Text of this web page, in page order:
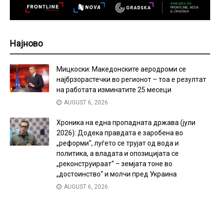
Најново
Мицкоски: Македонските аеродроми се
најбрзорастечки во регионот – тоа е резултат
на работата изминатите 25 месеци
AUGUST 6, 2026
Хроника на една пропадната држава (јули
2026): Додека правдата е заробена во
„реформи“, луѓето се трујат од вода и
политика, а владата и опозицијата се
„реконструираат“ – земјата тоне во
„достоинство“ и молчи пред Украина
AUGUST 6, 2026